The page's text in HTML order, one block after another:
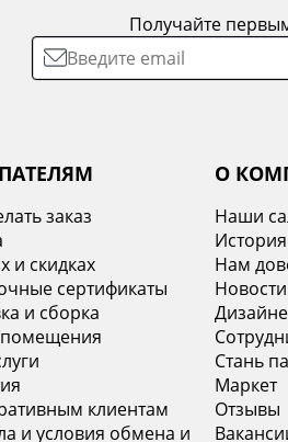
Получайте
заказ
и скидках
сертификаты
и сборка
клиентам
и условия обмена и
О
Наши
История
Нам
Новости
Стань
Маркет
Отзывы